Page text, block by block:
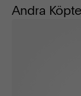
Andra